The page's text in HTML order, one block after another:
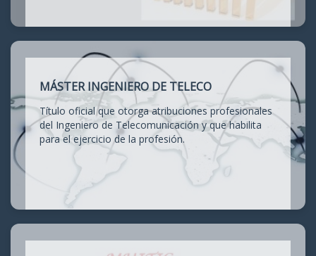
MÁSTER INGENIERO DE TELECO
Título oficial que otorga atribuciones profesionales
del Ingeniero de Telecomunicación y que habilita
para el ejercicio de la profesión.